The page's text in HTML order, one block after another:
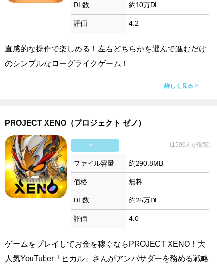
DL数 約10万DL
評価 4.2
直感的な操作で楽しめる！左右どちらかを選んで進むだけ
のシンプルなローグライクゲーム！
詳しく見る >
PROJECT XENO（プロジェクト ゼノ）
カード (1590人が閲覧)
ファイル容量 約290.8MB
価格 無料
DL数 約25万DL
評価 4.0
ゲームをプレイしてお金を稼ぐならPROJECT XENO！大
人気YouTuber「ヒカル」さんがアンバサダーを務める戦略